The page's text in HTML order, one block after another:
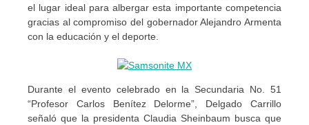
el lugar ideal para albergar esta importante competencia
gracias al compromiso del gobernador Alejandro Armenta
con la educación y el deporte.
Durante el evento celebrado en la Secundaria No. 51
“Profesor Carlos Benítez Delorme”, Delgado Carrillo
señaló que la presidenta Claudia Sheinbaum busca que